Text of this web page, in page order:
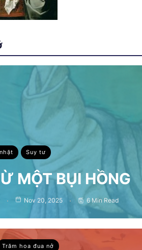
Suy tư
MỘT BỤI HỒNG
Nov 20, 2025 6 Min Read
Trăm hoa đua nở